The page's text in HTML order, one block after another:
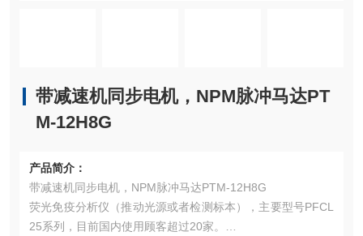
带减速机同步电机，NPM脉冲马达PT
M-12H8G
产品简介：
带减速机同步电机，NPM脉冲马达PTM-12H8G
荧光免疫分析仪（推动光源或者检测标本），主要型号PFCL
25系列，目前国内使用顾客超过20家。